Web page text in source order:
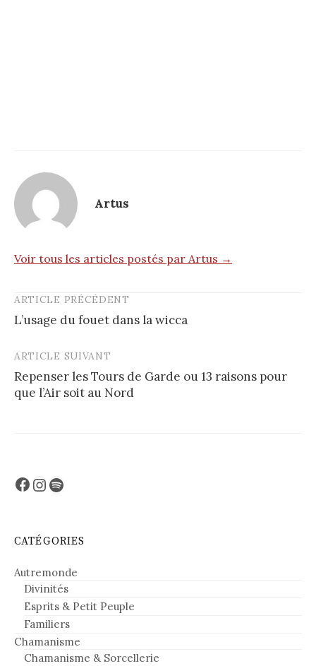
Artus
Voir tous les articles postés par Artus →
Post
navigation
ARTICLE PRÉCÉDENT
L’usage du fouet dans la wicca
ARTICLE SUIVANT
Repenser les Tours de Garde ou 13 raisons pour
que l’Air soit au Nord
Facebook
Instagram
Spotify
CATÉGORIES
Autremonde
Divinités
Esprits & Petit Peuple
Familiers
Chamanisme
Chamanisme & Sorcellerie